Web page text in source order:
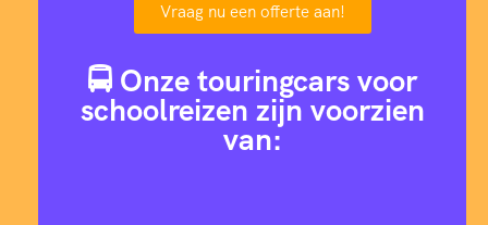
Vraag nu een offerte aan!
🚍 Onze touringcars voor
schoolreizen zijn voorzien
van: